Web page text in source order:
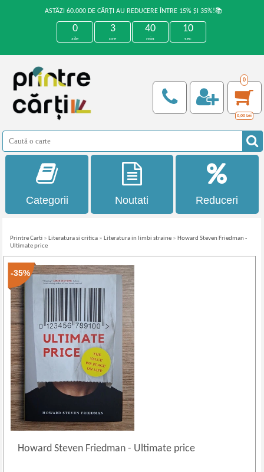
ASTĂZI 60.000 DE CĂRȚI AU REDUCERE ÎNTRE 15% ȘI 35%!📚
0
zile
3
ore
40
min
10
sec
0
0,00 Lei
Categorii Noutati Reduceri
Printre Carti » Literatura si critica » Literatura in limbi straine » Howard Steven Friedman -
Ultimate price
-35%
Howard Steven Friedman- Ultimate price